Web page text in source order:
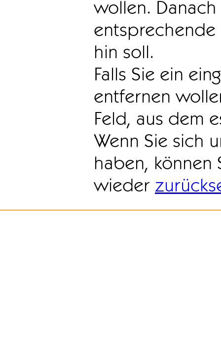
wollen.
hin soll.
Falls Sie ein
entfernen
Feld, aus dem
Wenn Sie sich
haben, können
wieder